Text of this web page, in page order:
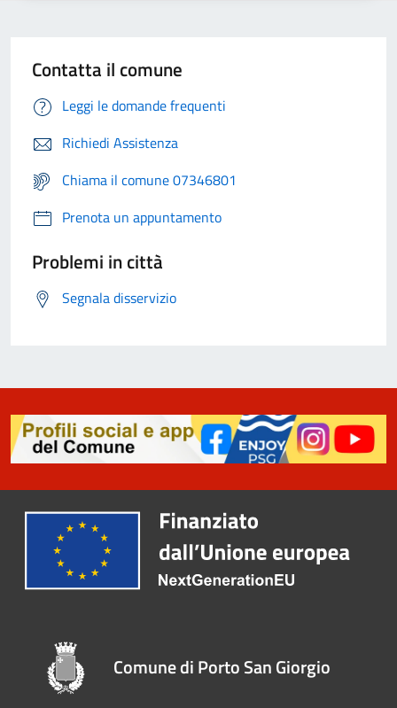
Contatta il comune
Leggi le domande frequenti
Richiedi Assistenza
Chiama il comune 07346801
Prenota un appuntamento
Problemi in città
Segnala disservizio
Comune di Porto San Giorgio